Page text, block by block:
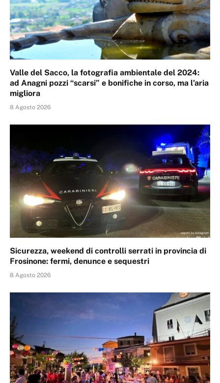
Valle del Sacco, la fotografia ambientale del 2024:
ad Anagni pozzi “scarsi” e bonifiche in corso, ma l’aria
migliora
8 Agosto 2026
Sicurezza, weekend di controlli serrati in provincia di
Frosinone: fermi, denunce e sequestri
8 Agosto 2026